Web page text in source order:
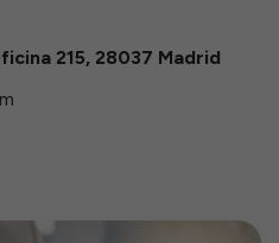
215, 28037 Madrid